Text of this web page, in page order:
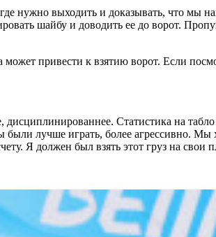
нужно выходить и доказывать, что мы
шайбу и доводить ее до ворот.
привести к взятию ворот. Если
Статистика на табло
лучше играть, более агрессивно. Мы
Я должен был взять этот груз на свои